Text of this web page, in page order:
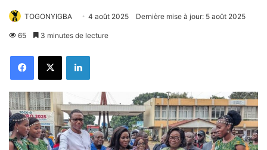
TOGONYIGBA 4 août 2025 Dernière mise à jour: 5 août 2025
65 3 minutes de lecture
FacebookX Linkedin